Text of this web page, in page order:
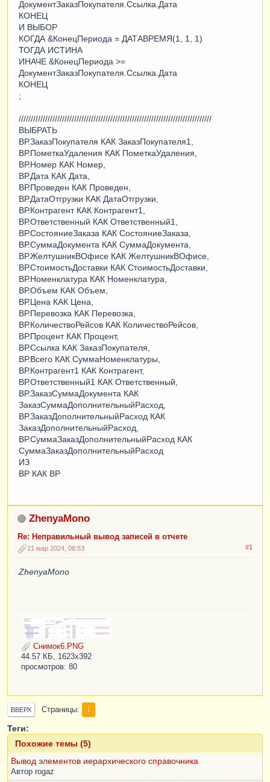
ДокументЗаказПокупателя.Ссылка.Дата
КОНЕЦ
И ВЫБОР
КОГДА &КонецПериода = ДАТАВРЕМЯ(1, 1, 1)
ТОГДА ИСТИНА
ИНАЧЕ &КонецПериода >=
ДокументЗаказПокупателя.Ссылка.Дата
КОНЕЦ
;
////////////////////////////////////////////////////////////////////////////////
ВЫБРАТЬ
ВР.ЗаказПокупателя КАК ЗаказПокупателя1,
ВР.ПометкаУдаления КАК ПометкаУдаления,
ВР.Номер КАК Номер,
ВР.Дата КАК Дата,
ВР.Проведен КАК Проведен,
ВР.ДатаОтгрузки КАК ДатаОтгрузки,
ВР.Контрагент КАК Контрагент1,
ВР.Ответственный КАК Ответственный1,
ВР.СостояниеЗаказа КАК СостояниеЗаказа,
ВР.СуммаДокумента КАК СуммаДокумента,
ВР.ЖелтушникВОфисе КАК ЖелтушникВОфисе,
ВР.СтоимостьДоставки КАК СтоимостьДоставки,
ВР.Номенклатура КАК Номенклатура,
ВР.Объем КАК Объем,
ВР.Цена КАК Цена,
ВР.Перевозка КАК Перевозка,
ВР.КоличествоРейсов КАК КоличествоРейсов,
ВР.Процент КАК Процент,
ВР.Ссылка КАК ЗаказПокупателя,
ВР.Всего КАК СуммаНоменклатуры,
ВР.Контрагент1 КАК Контрагент,
ВР.Ответственный1 КАК Ответственный,
ВР.ЗаказСуммаДокумента КАК
ЗаказСуммаДополнительныйРасход,
ВР.ЗаказДополнительныйРасход КАК
ЗаказДополнительныйРасход,
ВР.СуммаЗаказДополнительныйРасход КАК
СуммаЗаказДополнительныйРасход
ИЗ
ВР КАК ВР
ZhenyaMono
Re: Неправильный вывод записей в отчете
#1
21 мар 2024, 06:53
ZhenyaMono
Снимок6.PNG
44.57 КБ, 1623x392
просмотров: 80
ВВЕРХ Страницы 1
Теги:
Похожие темы (5)
Вывод элементов иерархического справочника
Автор rogaz